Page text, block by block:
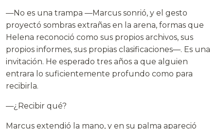
—No es una trampa —Marcus sonrió, y el gesto
proyectó sombras extrañas en la arena, formas que
Helena reconoció como sus propios archivos, sus
propios informes, sus propias clasificaciones—. Es una
invitación. He esperado tres años a que alguien
entrara lo suficientemente profundo como para
recibirla.
—¿Recibir qué?
Marcus extendió la mano, y en su palma apareció